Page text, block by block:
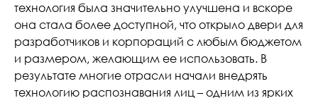
технология была значительно улучшена и вскоре
она стала более доступной, что открыло двери для
разработчиков и корпораций с любым бюджетом
и размером, желающим ее использовать. В
результате многие отрасли начали внедрять
технологию распознавания лиц – одним из ярких